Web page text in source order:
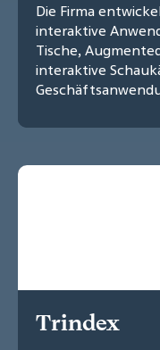
Die Firma
interaktive
Tische,
interaktive
Trindex